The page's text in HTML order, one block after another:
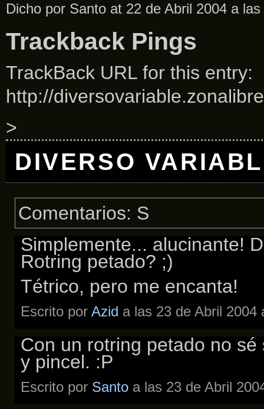
Dicho por Santo at 22 de Abril 2004 a
Trackback Pings
TrackBack URL for this entry:
http://
>
DIVERSO
Comentarios: S
Simplemente... alucinante!
Rotring petado? ;)
Tétrico, pero me encanta!
Escrito por Azid a las 23 de Abril 2004
Con un rotring petado no
y pincel. :P
Escrito por Santo a las 23 de Abril